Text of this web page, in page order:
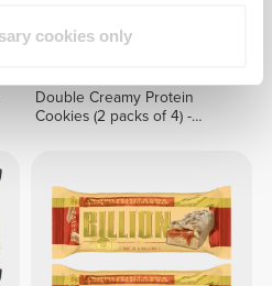
cookies only
Double Creamy Protein
Cookies (2 packs of 4) -